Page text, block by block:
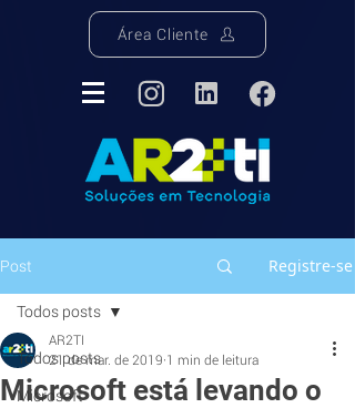
Área Cliente
Post Registre-se
Todos posts
Microsoft
Todos posts
Microsoft está levando o
AR2TI
21 de mar. de 2019 1 min de leitura